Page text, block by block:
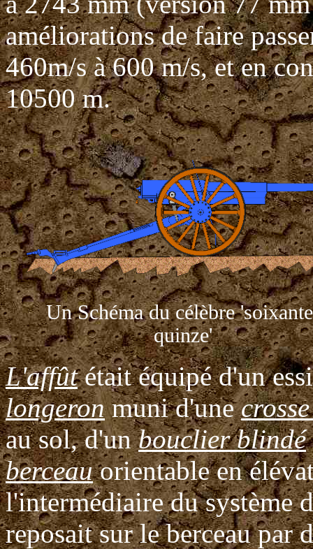
améliorations de faire
460m/s à 600 m/s, et en
10500 m.
Un Schéma du célèbre
quinze'
L'affûtétait équipé d'un
longeronmuni d'une
au sol, d'unbouclier blindé
berceauorientable en
l'intermédiaire du système
reposait sur le berceau par